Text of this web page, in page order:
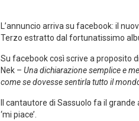
L’annuncio arriva su facebook: il
Terzo estratto dal fortunatissimo
Su facebook così scrive a proposito di
Nek – Una dichiarazione semplice e
come se dovesse sentirla tutto il
Il cantautore di Sassuolo fa il
‘mi piace’.